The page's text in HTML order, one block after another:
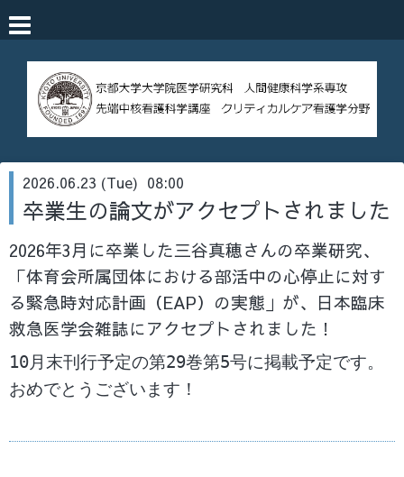
2026.06.23 (Tue) 08:00
卒業生の論文がアクセプトされました
2026年3月に卒業した三谷真穂さんの卒業研究、
「体育会所属団体における部活中の心停止に対す
る緊急時対応計画（EAP）の実態」が、日本臨床
救急医学会雑誌にアクセプトされました！
10月末刊行予定の第29巻第5号に掲載予定です。
おめでとうございます！